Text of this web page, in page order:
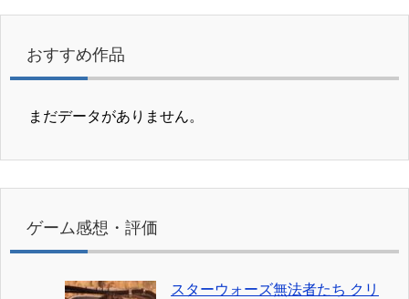
おすすめ作品
まだデータがありません。
ゲーム感想・評価
スターウォーズ無法者たち クリ